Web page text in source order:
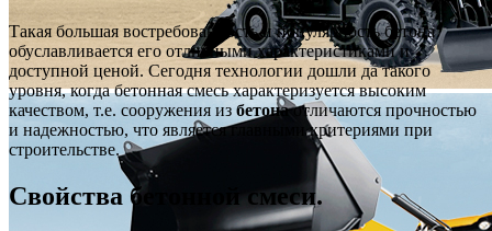
Такая большая востребованность и популярность бетона
обуславливается его отличными характеристиками и
доступной ценой. Сегодня технологии дошли да такого
уровня, когда бетонная смесь характеризуется высоким
качеством, т.е. сооружения из бетонаотличаются прочностью
и надежностью, что является главными критериями при
строительстве.
Свойства бетонной смеси.